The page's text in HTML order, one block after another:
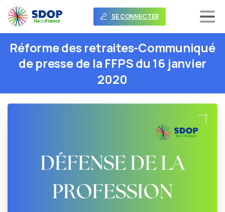
SE CONNECTER
Réformedes retraites-Communiqué
de pressede la FFPSdu 16 janvier
2020